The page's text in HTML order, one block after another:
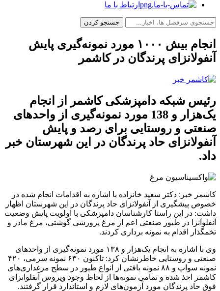
ارتباط با ما
انجام بیش ۱۰۰۰ مورد نمونه‌گیری پایش
آنفولانزای پرندگان در کاشمر
رئیس شبکه دامپزشکی کاشمر از انجام
یک‌هزار و 138 مورد نمونه‌گیری از واحدهای
صنعتی و روستایی برای رصد و پایش
آنفولانزای حاد پرندگان در این شهرستان خبر
داد.
کاشمر خبر: دکتر سعید خانزاده با اشاره به اقدامات انجام شده در
خصوص پیشگیری از آنفولانزای حاد پرندگان در این شهرستان اظهار
داشت: در این راستا کارشناسان دامپزشکی با اولویت پایش وضعیت
آنفلوآنزا در طیور صنعتی اعم از مرغ پرورشی گوشتی، مرغ مادر و
تخمگذار اقدام به نمونه برداری کردند.
وی با اشاره به انجام یک‌هزار و ۱۳۸ مورد نمونه‌گیری از واحدهای
صنعتی و روستایی خاطرنشان کرد: تاکنون ۶۳۰ نمونه سرمی، ۴۲۰
نمونه سواپ و ۸۸ نمونه بافتی از انواع طیور در سطح مرغداری‌های
کاشمر اخذ شده و تمامی نمونه‌ها از لحاظ وجود ویروس آنفلوانزای
فوق حاد پرندگان مورد آزمون‌های لازم و استاندارد قرار گرفتند.